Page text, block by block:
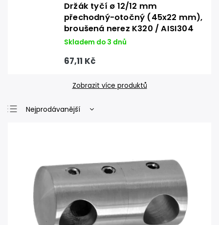
Držák tyčí ø 12/12 mm
přechodný-otočný (45x22 mm),
broušená nerez K320 / AISI304
Skladem do 3 dnů
67,11 Kč
Zobrazit více produktů
Nejprodávanější